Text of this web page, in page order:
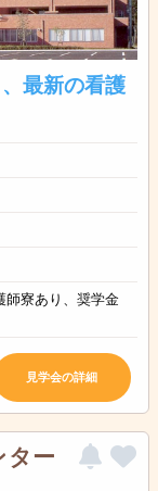
最新の看護
師寮あり、奨学金
見学会の詳細
ター